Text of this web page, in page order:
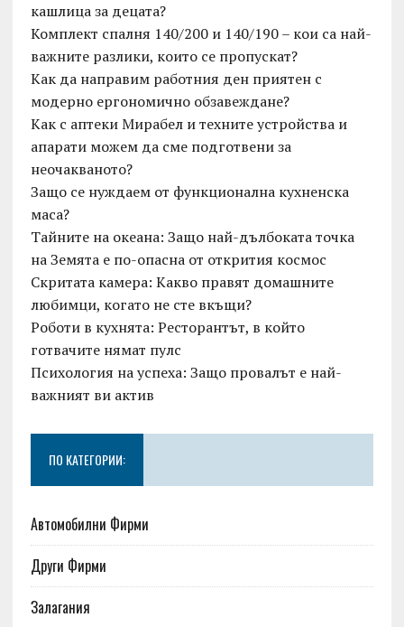
кашлица за децата?
Комплект спалня 140/200 и 140/190 – кои са най-
важните разлики, които се пропускат?
Как да направим работния ден приятен с
модерно ергономично обзавеждане?
Как с аптеки Мирабел и техните устройства и
апарати можем да сме подготвени за
неочакваното?
Защо се нуждаем от функционална кухненска
маса?
Тайните на океана: Защо най-дълбоката точка
на Земята е по-опасна от открития космос
Скритата камера: Какво правят домашните
любимци, когато не сте вкъщи?
Роботи в кухнята: Ресторантът, в който
готвачите нямат пулс
Психология на успеха: Защо провалът е най-
важният ви актив
ПО КАТЕГОРИИ:
Автомобилни Фирми
Други Фирми
Залагания